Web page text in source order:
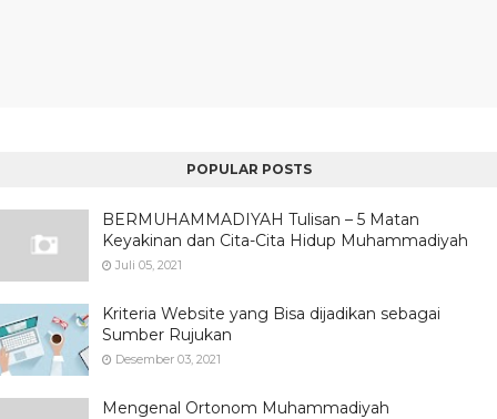
POPULAR POSTS
BERMUHAMMADIYAH Tulisan – 5 Matan
Keyakinan dan Cita-Cita Hidup Muhammadiyah
Juli 05, 2021
Kriteria Website yang Bisa dijadikan sebagai
Sumber Rujukan
Desember 03, 2021
Mengenal Ortonom Muhammadiyah